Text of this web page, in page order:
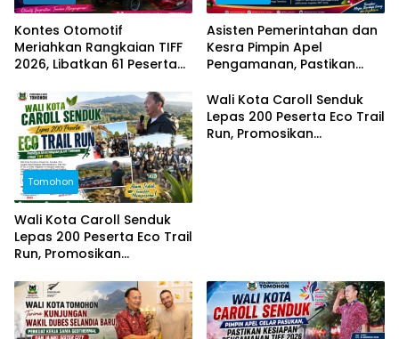
Kontes Otomotif
Meriahkan Rangkaian TIFF
2026, Libatkan 61 Peserta
Sulut
Asisten Pemerintahan dan
Kesra Pimpin Apel
Pengamanan, Pastikan
Aman dan Sukses
Tomohon
Wali Kota Caroll Senduk
Lepas 200 Peserta Eco Trail
Run, Promosikan
Lewat TIFF 2026
Wali Kota Caroll Senduk
Lepas 200 Peserta Eco Trail
Run, Promosikan